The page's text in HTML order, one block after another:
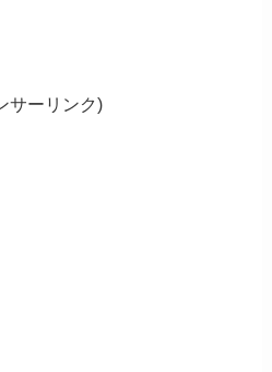
サーリンク)